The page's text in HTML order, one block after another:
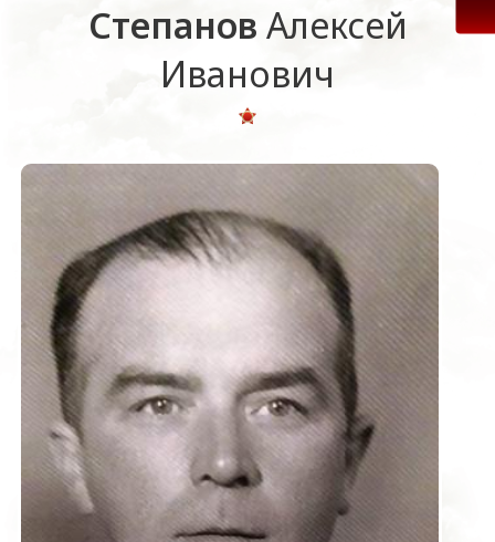
Степанов Алексей
Иванович